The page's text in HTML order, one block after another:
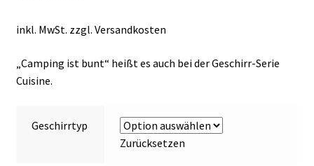
Mein Konto
Vertrag widerrufen
inkl. MwSt. zzgl. Versandkosten
„Camping ist bunt“ heißt es auch bei der Geschirr-Serie
Cuisine.
Geschirrtyp
Zurücksetzen